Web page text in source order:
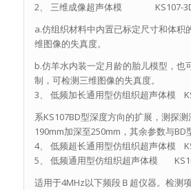
2、 三维成像超声体模 KS107-
a.仿组织材料中内置已标定尺寸和体积
维图像的失真度。
b.仿羊水内装一定月龄的胎儿模型，也
制，可检测三维图像的失真度。
3、 低频加长通用型仿组织超声体模
系KS107BD型深度方向的扩展，测探
190mm加深至250mm，其余参数与BD
4、 低频超长通用型仿组织超声体模
5、 低频通用型仿组织超声体模
适用于4MHz以下频段Ｂ超仪器。检测